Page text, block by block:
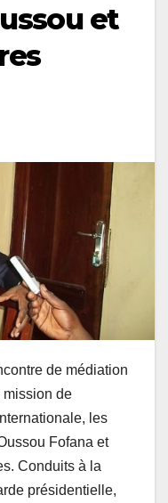
et
de médiation
mission de
les
Fofana et
Conduits à la
présidentielle,